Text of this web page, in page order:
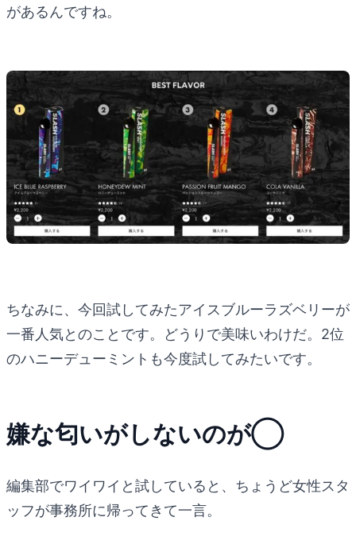
があるんですね。
ちなみに、今回試してみたアイスブルーラズベリーが
一番人気とのことです。どうりで美味いわけだ。2位
のハニーデューミントも今度試してみたいです。
嫌な匂いがしないのが◯
編集部でワイワイと試していると、ちょうど女性スタ
ッフが事務所に帰ってきて一言。